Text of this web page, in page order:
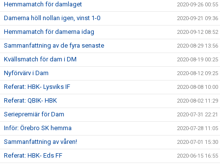
Hemmamatch för damlaget 2020-09-26 00:55
Damerna höll nollan igen, vinst 1-0 2020-09-21 09:36
Hemmamatch för damerna idag 2020-09-12 08:52
Sammanfattning av de fyra senaste 2020-08-29 13:56
Kvällsmatch för dam i DM 2020-08-19 00:25
Nyförvärv i Dam 2020-08-12 09:25
Referat: HBK- Lysviks IF 2020-08-08 10:00
Referat: QBIK- HBK 2020-08-02 11:29
Seriepremiär för Dam 2020-07-31 22:21
Inför: Örebro SK hemma 2020-07-28 11:05
Sammanfattning av våren! 2020-07-01 15:30
Referat: HBK- Eds FF 2020-06-15 16:55